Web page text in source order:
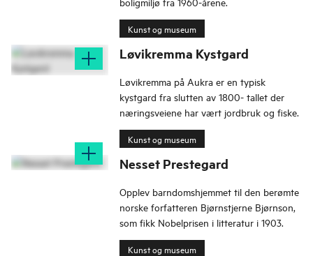
Kunst og museum
Løvikremma Kystgard
Løvikremma på Aukra er en typisk
kystgard fra slutten av 1800- tallet der
næringsveiene har vært jordbruk og fiske.
Kunst og museum
Nesset Prestegard
Opplev barndomshjemmet til den berømte
norske forfatteren Bjørnstjerne Bjørnson,
som fikk Nobelprisen i litteratur i 1903.
Kunst og museum